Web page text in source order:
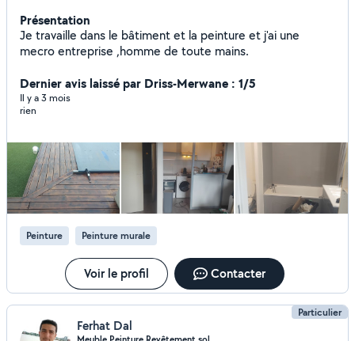
Présentation
Je travaille dans le bâtiment et la peinture et j'ai une
mecro entreprise ,homme de toute mains.
Dernier avis laissé par Driss-Merwane : 1/5
Il y a 3 mois
rien
Peinture Peinture murale
Voir le profil Contacter
Particulier
Ferhat Dal